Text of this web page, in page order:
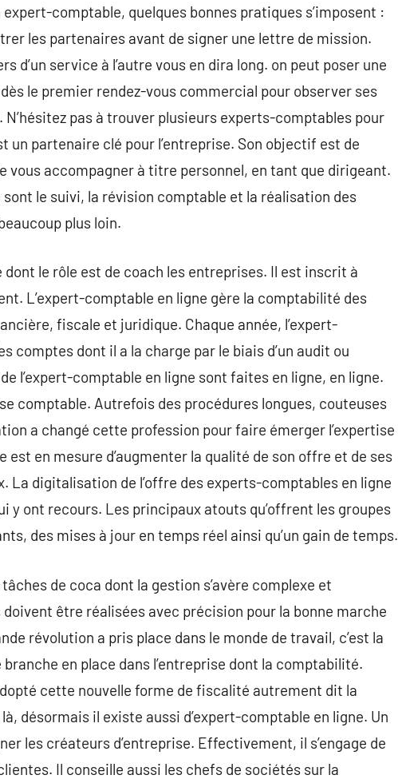
comptable, quelques bonnes pratiques s’imposent :
les partenaires avant de signer une lettre de mission.
service à l’autre vous en dira long. on peut poser une
le premier rendez-vous commercial pour observer ses
pas à trouver plusieurs experts-comptables pour
partenaire clé pour l’entreprise. Son objectif est de
vous accompagner à titre personnel, en tant que dirigeant.
le suivi, la révision comptable et la réalisation des
plus loin.
le rôle est de coach les entreprises. Il est inscrit à
L’expert-comptable en ligne gère la comptabilité des
fiscale et juridique. Chaque année, l’expert-
comptes dont il a la charge par le biais d’un audit ou
l’expert-comptable en ligne sont faites en ligne, en ligne.
comptable. Autrefois des procédures longues, couteuses
a changé cette profession pour faire émerger l’expertise
en mesure d’augmenter la qualité de son offre et de ses
La digitalisation de l’offre des experts-comptables en ligne
y ont recours. Les principaux atouts qu’offrent les groupes
des mises à jour en temps réel ainsi qu’un gain de temps.
de coca dont la gestion s’avère complexe et
être réalisées avec précision pour la bonne marche
révolution a pris place dans le monde de travail, c’est la
en place dans l’entreprise dont la comptabilité.
cette nouvelle forme de fiscalité autrement dit la
désormais il existe aussi d’expert-comptable en ligne. Un
les créateurs d’entreprise. Effectivement, il s’engage de
Il conseille aussi les chefs de sociétés sur la